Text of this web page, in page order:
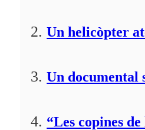
Un helicòpter
Un documental
“Les copines